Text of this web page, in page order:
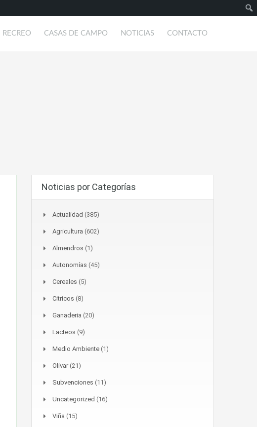
RECREO CASAS DE CAMPO NOTICIAS CONTACTO
Noticias por Categorías
Actualidad (385)
Agricultura (602)
Almendros (1)
Autonomías (45)
Cereales (5)
Citricos (8)
Ganaderia (20)
Lacteos (9)
Medio Ambiente (1)
Olivar(21)
Subvenciones (11)
Uncategorized (16)
Viña (15)